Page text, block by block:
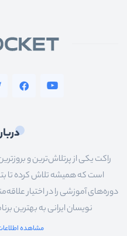
راکت یکی از پرتلاش‌ترین و
است که همیشه تلاش کرده تا
دوره‌های آموزشی را در اختیار
نویسان ایرانی به بهترین
مشاهده